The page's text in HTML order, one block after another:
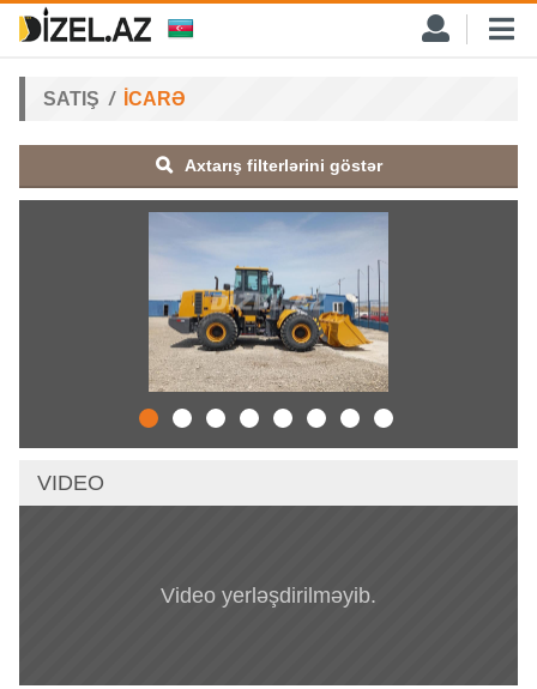
SATIŞ İCARƏ
Axtarış filterlərini göstər
VIDEO
Video yerləşdirilməyib.